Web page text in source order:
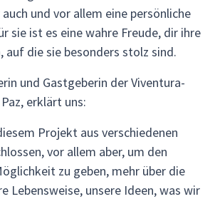
und vor allem eine persönliche
sie ist es eine wahre Freude, dir ihre
auf die sie besonders stolz sind.
und Gastgeberin der Viventura-
erklärt uns:
Projekt aus verschiedenen
vor allem aber, um den
zu geben, mehr über die
Lebensweise, unsere Ideen, was wir